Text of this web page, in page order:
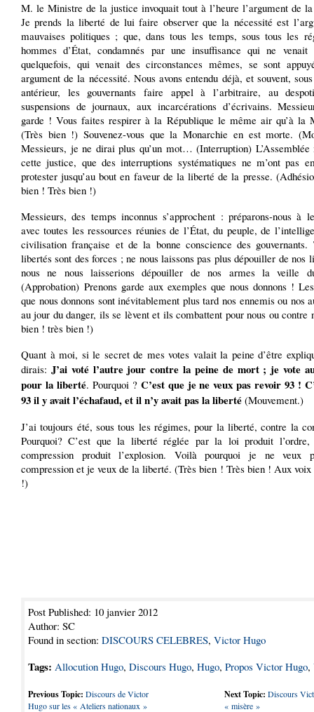
M. le Ministre de la justice invoquait tout à l’heure l’argument de
Je prends la liberté de lui faire observer que la nécessité est
mauvaises politiques ; que, dans tous les temps, sous tous les
hommes d’État, condamnés par une insuffisance qui ne venait
quelquefois, qui venait des circonstances mêmes, se sont
argument de la nécessité. Nous avons entendu déjà, et souvent,
antérieur, les gouvernants faire appel à l’arbitraire, au
suspensions de journaux, aux incarcérations d’écrivains.
garde ! Vous faites respirer à la République le même air qu’à la
(Très bien !) Souvenez-vous que la Monarchie en est morte.
Messieurs, je ne dirai plus qu’un mot… (Interruption) L’Assemblée
cette justice, que des interruptions systématiques ne m’ont pas
protester jusqu’au bout en faveur de la liberté de la presse.
bien ! Très bien !)
Messieurs, des temps inconnus s’approchent : préparons-nous à
avec toutes les ressources réunies de l’État, du peuple, de
civilisation française et de la bonne conscience des gouvernants.
libertés sont des forces ; ne nous laissons pas plus dépouiller de nos
nous ne nous laisserions dépouiller de nos armes la veille
(Approbation) Prenons garde aux exemples que nous donnons !
que nous donnons sont inévitablement plus tard nos ennemis ou nos
au jour du danger, ils se lèvent et ils combattent pour nous ou contre
bien ! très bien !)
Quant à moi, si le secret de mes votes valait la peine d’être
dirais: J’ai voté l’autre jour contre la peine de mort ; je vote
pour la liberté. Pourquoi ? C’est que je ne veux pas revoir 93 !
93 il y avait l’échafaud, et il n’y avait pas la liberté (Mouvement.)
J’ai toujours été, sous tous les régimes, pour la liberté, contre la
Pourquoi? C’est que la liberté réglée par la loi produit
compression produit l’explosion. Voilà pourquoi je ne veux
compression et je veux de la liberté. (Très bien ! Très bien ! Aux
!)
Post Published: 10 janvier 2012
Author: SC
Found in section: DISCOURS CELEBRES, Victor Hugo
Tags: Allocution Hugo, Discours Hugo, Hugo, Propos Victor Hugo,
Previous Topic: Discours de Victor
Hugo sur les « Ateliers nationaux »
Next Topic: Discours
« misère »